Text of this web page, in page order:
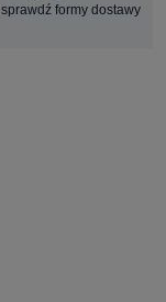
sprawdź formy dostawy